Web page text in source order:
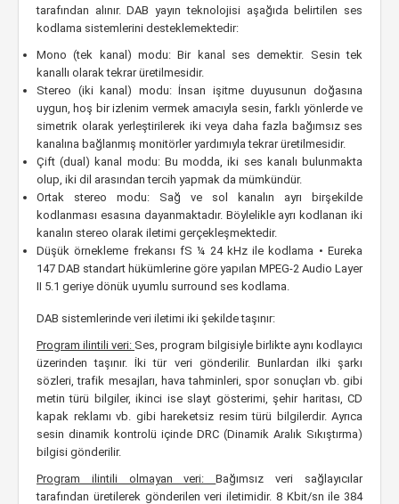
tarafından alınır. DAB yayın teknolojisi aşağıda belirtilen ses
kodlama sistemlerini desteklemektedir:
Mono (tek kanal) modu: Bir kanal ses demektir. Sesin tek
kanallı olarak tekrar üretilmesidir.
Stereo (iki kanal) modu: İnsan işitme duyusunun doğasına
uygun, hoş bir izlenim vermek amacıyla sesin, farklı yönlerde ve
simetrik olarak yerleştirilerek iki veya daha fazla bağımsız ses
kanalına bağlanmış monitörler yardımıyla tekrar üretilmesidir.
Çift (dual) kanal modu: Bu modda, iki ses kanalı bulunmakta
olup, iki dil arasından tercih yapmak da mümkündür.
Ortak stereo modu: Sağ ve sol kanalın ayrı birşekilde
kodlanması esasına dayanmaktadır. Böylelikle ayrı kodlanan iki
kanalın stereo olarak iletimi gerçekleşmektedir.
Düşük örnekleme frekansı fS ¼ 24 kHz ile kodlama • Eureka
147 DAB standart hükümlerine göre yapılan MPEG-2 Audio Layer
II 5.1 geriye dönük uyumlu surround ses kodlama.
DAB sistemlerinde veri iletimi iki şekilde taşınır:
Program ilintili veri: Ses, program bilgisiyle birlikte aynı kodlayıcı
üzerinden taşınır. İki tür veri gönderilir. Bunlardan ilki şarkı
sözleri, trafik mesajları, hava tahminleri, spor sonuçları vb. gibi
metin türü bilgiler, ikinci ise slayt gösterimi, şehir haritası, CD
kapak reklamı vb. gibi hareketsiz resim türü bilgilerdir. Ayrıca
sesin dinamik kontrolü içinde DRC (Dinamik Aralık Sıkıştırma)
bilgisi gönderilir.
Program ilintili olmayan veri:Bağımsız veri sağlayıcılar
tarafından üretilerek gönderilen veri iletimidir. 8 Kbit/sn ile 384